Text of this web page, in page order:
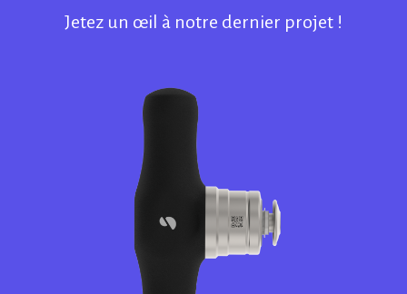
Jetez un œil à notre dernier projet !